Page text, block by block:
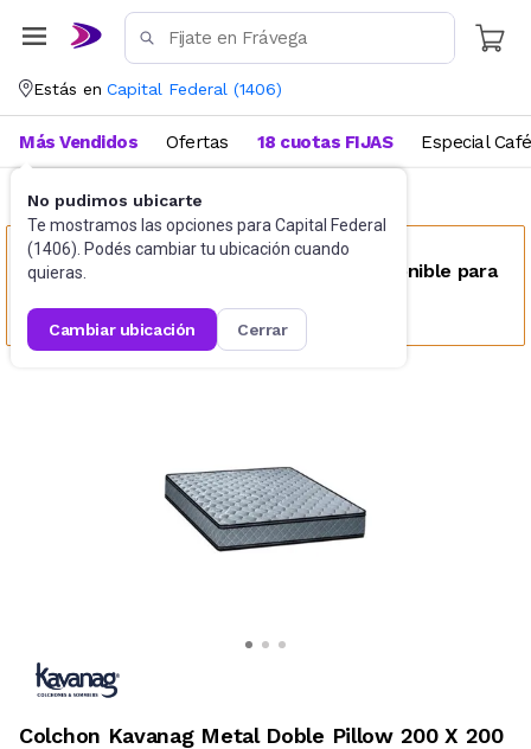
Estás en Capital Federal (1406)
No pudimos ubicarte
Te mostramos las opciones para Capital Federal
(1406). Podés cambiar tu ubicación cuando
quieras.
cambiar ubicación cerrar
Más Vendidos Ofertas 18 cuotas FIJAS Especial Café
Colchones tradicionales
Este producto no se encuentra disponible para
Colchon Kavanag Metal Doble Pillow 200 X 200